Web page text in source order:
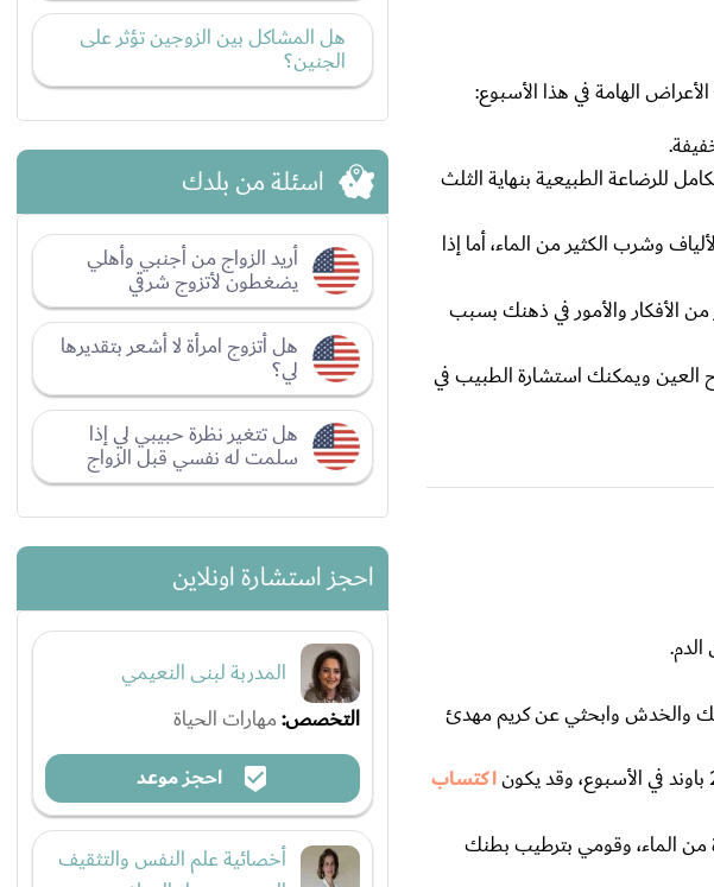
الهامة في هذا الأسبوع:
للرضاعة الطبيعية بنهاية الثلث
وشرب الكثير من الماء، أما إذا
الأفكار والأمور في ذهنك بسبب
العين ويمكنك استشارة الطبيب في
والخدش وابحثي عن كريم مهدئ
اكتساب
من الماء، وقومي بترطيب بطنك
هل المشاكل بين الزوجين تؤثر على
الجنين؟
اسئلة من بلدك
أريد الزواج من أجنبي وأهلي
يضغطون لأتزوج شرقي
هل أتزوج امرأة لا أشعر بتقديرها
لي؟
هل تتغير نظرة حبيبي لي إذا
سلمت له نفسي قبل الزواج
احجز استشارة اونلاين
المدربة لبنى النعيمي
التخصص:مهارات الحياة
احجز موعد
أخصائية علم النفس والتثقيف